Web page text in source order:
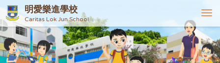
明愛樂進學校
Caritas Lok Jun School
T
o
g
g
l